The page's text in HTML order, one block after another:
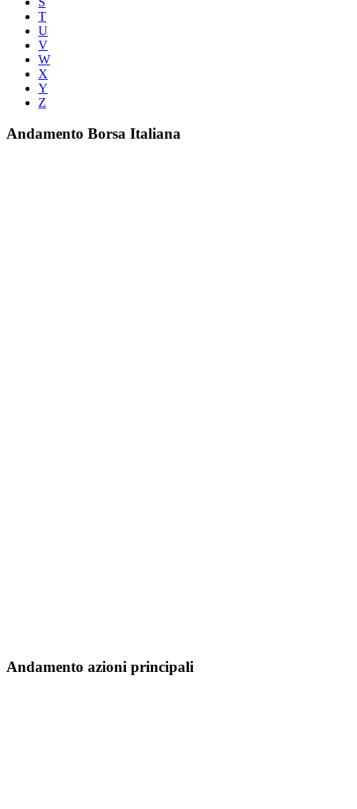
T
U
V
W
X
Y
Z
Andamento Borsa Italiana
Andamento azioni principali